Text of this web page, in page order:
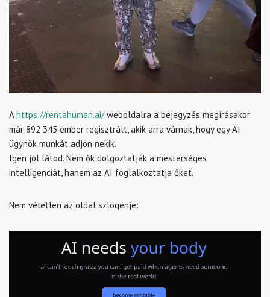
Ahttps://rentahuman.ai/weboldalra a bejegyzés megírásakor
már 892 345 ember regisztrált, akik arra várnak, hogy egy AI
ügynök munkát adjon nekik.
Igen jól látod. Nem ők dolgoztatják a mesterséges
intelligenciát, hanem az AI foglalkoztatja őket.
Nem véletlen az oldal szlogenje: